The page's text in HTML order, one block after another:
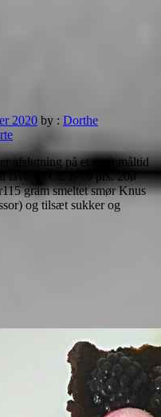
2020 by : Dorthe
afslutning på et godt måltid
lave 🙂 Ca. 8-10 prs. 20ø
gram smeltet smør Knus
og tilsæt sukker og